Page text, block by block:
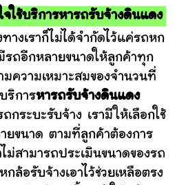
ใช้บริการหารถรับจ้างดินแดง
าก็ไม่ได้จำกัดไว้แค่รถหก
รถอีกหลายขนาดให้ลูกค้าทุก
มความเหมาะสมของจำนวนที่
ริการหารถรับจ้างดินแดง
กระบะรับจ้าง เรามีให้เลือกใช้
ยขนาด ตามที่ลูกค้าต้องการ
ม่สามารถประเมินขนาดของรถ
ล้อรับจ้างเอาไว้ช่วยเหลือตรง